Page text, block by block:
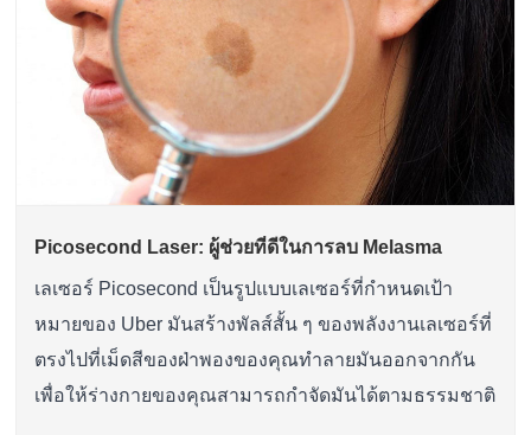
Picosecond Laser: ผู้ช่วยที่ดีในการลบ Melasma
เลเซอร์ Picosecond เป็นรูปแบบเลเซอร์ที่กำหนดเป้า
หมายของ Uber มันสร้างพัลส์สั้น ๆ ของพลังงานเลเซอร์ที่
ตรงไปที่เม็ดสีของฝ่าพองของคุณทำลายมันออกจากกัน
เพื่อให้ร่างกายของคุณสามารถกำจัดมันได้ตามธรรมชาติ